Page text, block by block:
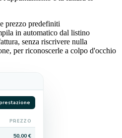
prezzo predefiniti
in automatico dal listino
senza riscrivere nulla
per riconoscerle a colpo d'occhio
PREZZO
50,00 €